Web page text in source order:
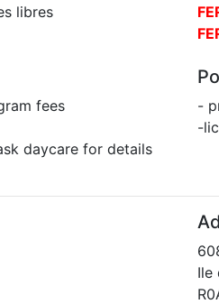
libres
fees
daycare for details
-
-
Ile